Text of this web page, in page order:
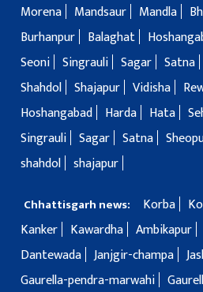
Morena
Mandsaur Mandla
Burhanpur
Balaghat
Seoni Singrauli Sagar Satna
Shahdol Shajapur Vidisha
Hoshangabad
Harda Hata
Singrauli Sagar Satna
shahdol shajapur
Chhattisgarh news: Korba
Kanker
Kawardha Ambikapur
Dantewada Janjgir-champa
Gaurella-pendra-marwahi